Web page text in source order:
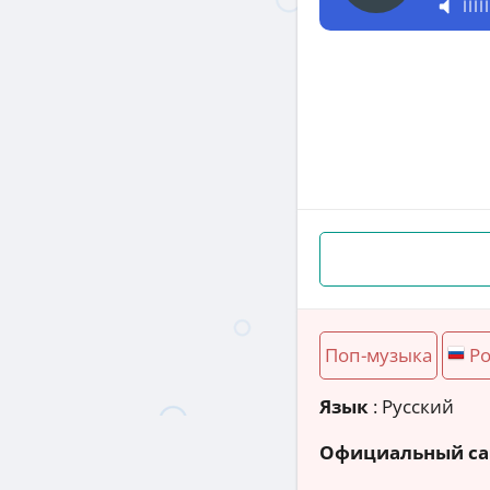
Поп-музыка
Язык : Русский
Официальный